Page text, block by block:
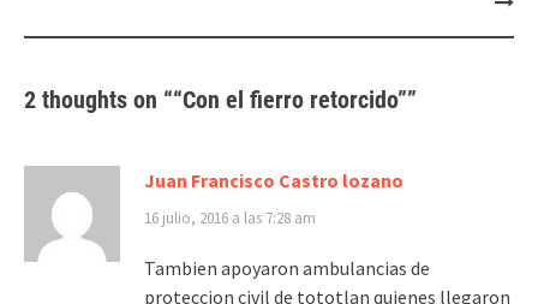
2 thoughts on ““Con el fierro retorcido””
Juan Francisco Castro lozano
16 julio, 2016 a las 7:28 am
Tambien apoyaron ambulancias de
proteccion civil de tototlan quienes llegaron